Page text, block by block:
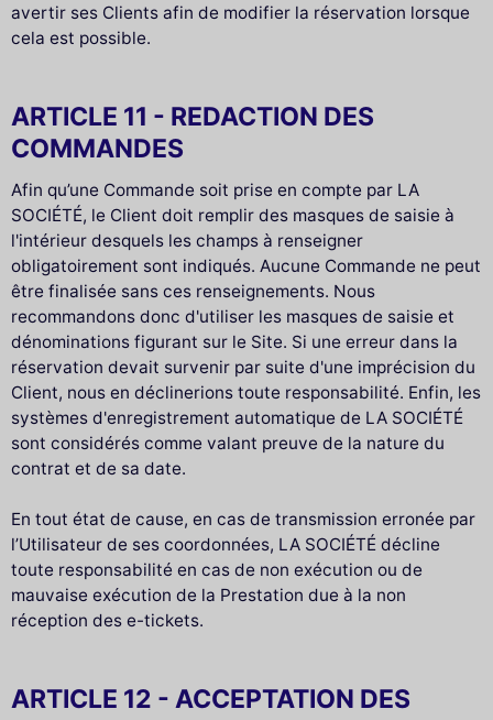
avertir ses Clients afin de modifier la réservation lorsque
cela est possible.
ARTICLE 11 - REDACTION DES
COMMANDES
Afin qu’une Commande soit prise en compte par LA
SOCIÉTÉ, le Client doit remplir des masques de saisie à
l'intérieur desquels les champs à renseigner
obligatoirement sont indiqués. Aucune Commande ne peut
être finalisée sans ces renseignements. Nous
recommandons donc d'utiliser les masques de saisie et
dénominations figurant sur le Site. Si une erreur dans la
réservation devait survenir par suite d'une imprécision du
Client, nous en déclinerions toute responsabilité. Enfin, les
systèmes d'enregistrement automatique de LA SOCIÉTÉ
sont considérés comme valant preuve de la nature du
contrat et de sa date.
En tout état de cause, en cas de transmission erronée par
l’Utilisateur de ses coordonnées, LA SOCIÉTÉ décline
toute responsabilité en cas de non exécution ou de
mauvaise exécution de la Prestation due à la non
réception des e-tickets.
ARTICLE 12 - ACCEPTATION DES